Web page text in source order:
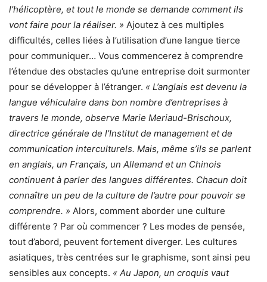
l’hélicoptère, et tout le monde se demande comment ils
vont faire pour la réaliser. » Ajoutez à ces multiples
difficultés, celles liées à l’utilisation d’une langue tierce
pour communiquer… Vous commencerez à comprendre
l’étendue des obstacles qu’une entreprise doit surmonter
pour se développer à l’étranger. « L’anglais est devenu la
langue véhiculaire dans bon nombre d’entreprises à
travers le monde, observe Marie Meriaud-Brischoux,
directrice générale de l’Institut de management et de
communication interculturels. Mais, même s’ils se parlent
en anglais, un Français, un Allemand et un Chinois
continuent à parler des langues différentes. Chacun doit
connaître un peu de la culture de l’autre pour pouvoir se
comprendre. » Alors, comment aborder une culture
différente ? Par où commencer ? Les modes de pensée,
tout d’abord, peuvent fortement diverger. Les cultures
asiatiques, très centrées sur le graphisme, sont ainsi peu
sensibles aux concepts. « Au Japon, un croquis vaut